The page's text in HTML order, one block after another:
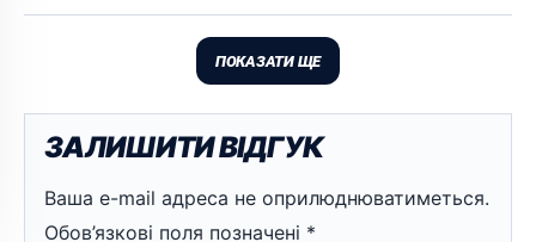
ПОКАЗАТИ ЩЕ
ЗАЛИШИТИ ВІДГУК
Ваша e-mail адреса не оприлюднюватиметься.
Обов’язкові поля позначені *